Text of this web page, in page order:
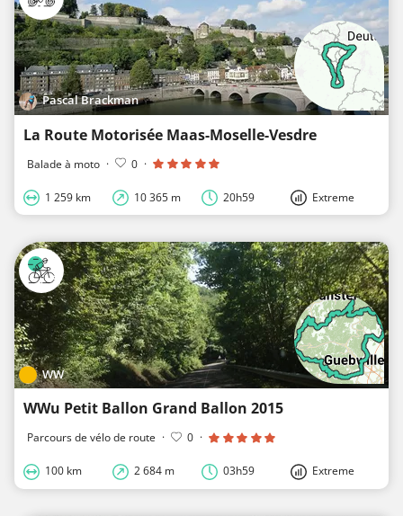
Pascal Brackman
La Route Motorisée Maas-Moselle-Vesdre
Balade à moto · 0 ·
1 259 km 10 365 m 20h59 Extreme
WW
WWu Petit Ballon Grand Ballon 2015
Parcours de vélo de route · 0 ·
100 km 2 684 m 03h59 Extreme